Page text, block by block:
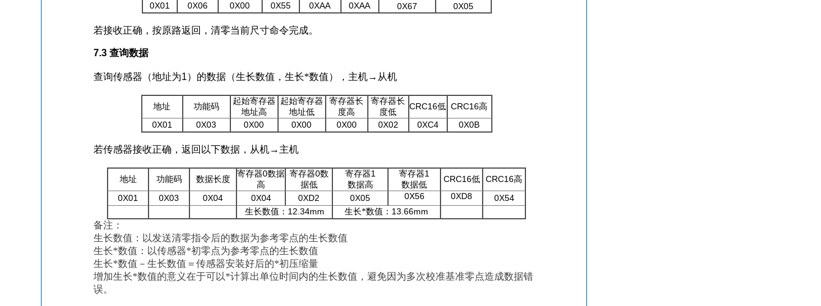
0X01 0X06 0X00 0X55 0XAA 0XAA 0X67 0X05
若接收正确，按原路返回，清零当前尺寸命令完成。
7.3 查询数据
查询传感器（地址为1）的数据（生长数值，生长*数值），主机→ 从机
地址 功能码
起始寄存器
地址高
起始寄存器
地址低
寄存器长
度高
寄存器长
度低
CRC16低 CRC16高
0X01 0X03 0X00 0X00 0X00 0X02 0XC4 0X0B
若传感器接收正确，返回以下数据，从机→ 主机
地址 功能码 数据长度
寄存器0数据
高
寄存器0数
据低
寄存器1
数据高
寄存器1
数据低
CRC16低 CRC16高
0X01 0X03 0X04 0X04 0XD2 0X05 0X56 0XD8 0X54
生长数值： 12.34mm 生长*数值： 13.66mm
备注：
生长数值：以发送清零指令后的数据为参考零点的生长数值
生长*数值：以传感器*初零点为参考零点的生长数值
生长*数值 － 生长数值 ＝ 传感器安装好后的*初压缩量
增加生长*数值的意义在于可以*计算出单位时间内的生长数值，避免因为多次校准基准零点造成数据错
误。